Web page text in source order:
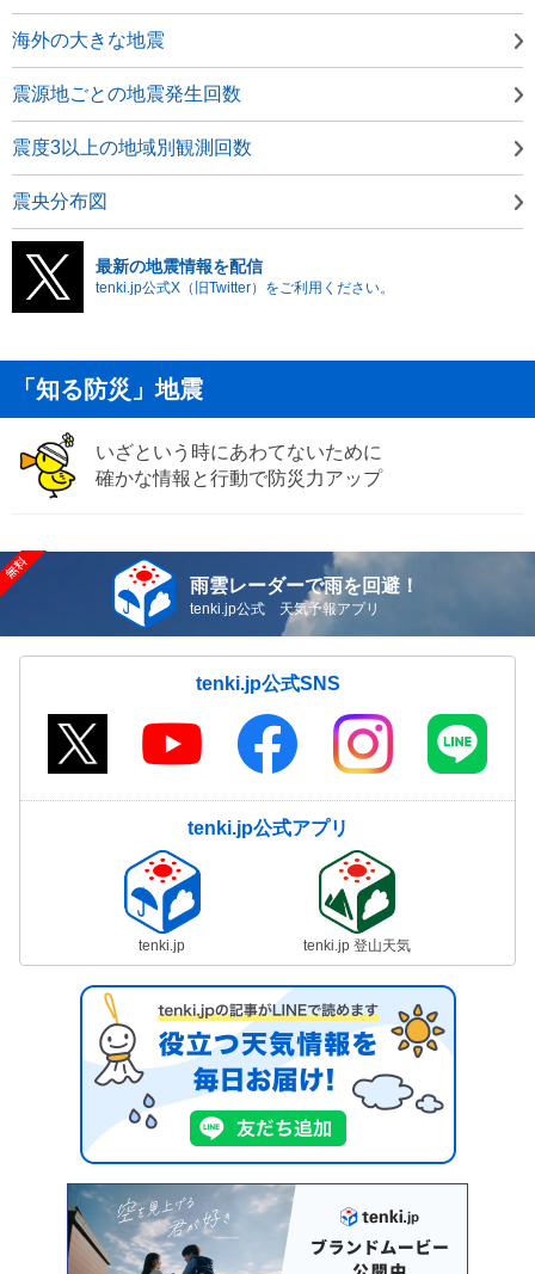
海外の大きな地震
震源地ごとの地震発生回数
震度3以上の地域別観測回数
震央分布図
最新の地震情報を配信
tenki.jp公式X（旧Twitter）をご利用ください。
「知る防災」地震
いざという時にあわてないために
確かな情報と行動で防災力アップ
雨雲レーダーで雨を回避！
tenki.jp公式 天気予報アプリ
tenki.jp公式SNS
tenki.jp公式アプリ
tenki.jp tenki.jp 登山天気